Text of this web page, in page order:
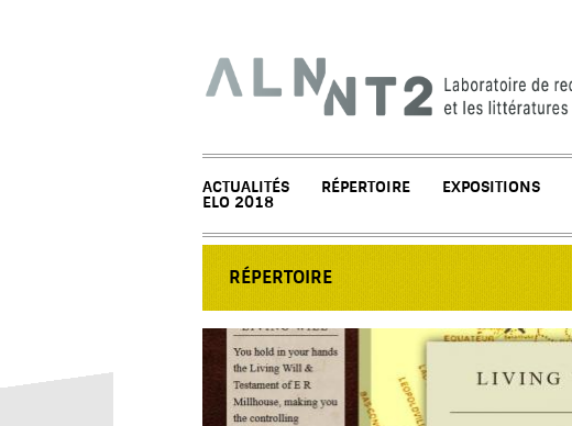
RÉPERTOIRE
ACTUALITÉS RÉPERTOIRE EXPOSITIONS
ELO 2018